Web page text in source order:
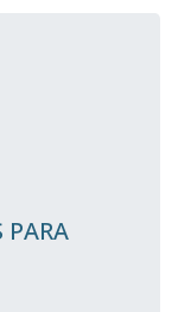
PARA